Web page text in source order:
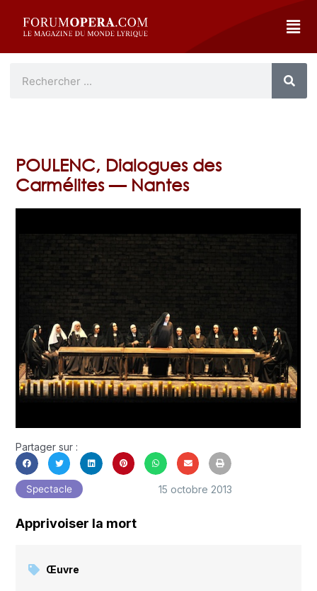
POULENC, Dialogues des
Carmélites — Nantes
Partager sur :
Spectacle 15 octobre 2013
Apprivoiser la mort
Œuvre